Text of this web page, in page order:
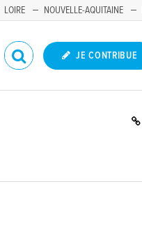
LOIRE NOUVELLE-AQUITAINE
JE CONTRIBUE